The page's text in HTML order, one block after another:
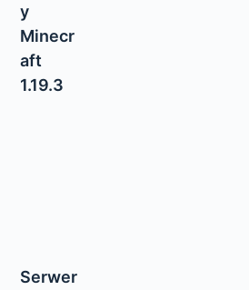
y
Minecr
aft
1.19.3
Serwer